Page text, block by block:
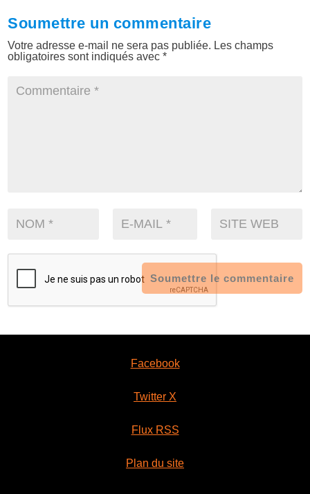
Soumettre un commentaire
Votre adresse e-mail ne sera pas publiée. Les champs
obligatoires sont indiqués avec*
Soumettre le commentaire
Facebook
Twitter X
Flux RSS
Plan du site